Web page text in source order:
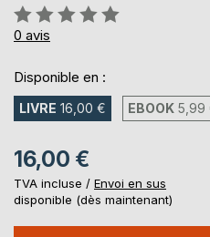
Évaluation:
0%
0 avis
Disponible en :
LIVRE 16,00 € EBOOK 5,99
16,00 €
TVA incluse / Envoi en sus
disponible (dès maintenant)